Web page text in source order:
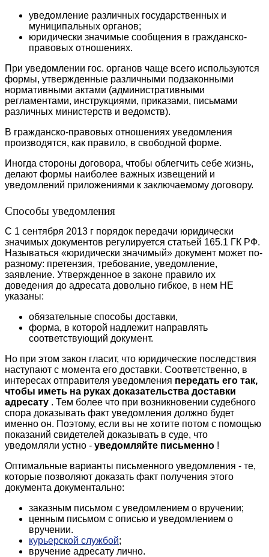
уведомление различных государственных и
муниципальных органов;
юридически значимые сообщения в гражданско-
правовых отношениях.
При уведомлении гос. органов чаще всего используются
формы, утвержденные различными подзаконными
нормативными актами (административными
регламентами, инструкциями, приказами, письмами
различных министерств и ведомств).
В гражданско-правовых отношениях уведомления
производятся, как правило, в свободной форме.
Иногда стороны договора, чтобы облегчить себе жизнь,
делают формы наиболее важных извещений и
уведомлений приложениями к заключаемому договору.
Способы уведомления
С 1 сентября 2013 г порядок передачи юридически
значимых документов регулируется статьей 165.1 ГК РФ.
Называться «юридически значимый» документ может по-
разному: претензия, требование, уведомление,
заявление. Утвержденное в законе правило их
доведения до адресата довольно гибкое, в нем НЕ
указаны:
обязательные способы доставки,
форма, в которой надлежит направлять
соответствующий документ.
Но при этом закон гласит, что юридические последствия
наступают с момента его доставки. Соответственно, в
интересах отправителя уведомления передать его так,
чтобы иметь на руках доказательства доставки
адресату . Тем более что при возникновении судебного
спора доказывать факт уведомления должно будет
именно он. Поэтому, если вы не хотите потом с помощью
показаний свидетелей доказывать в суде, что
уведомляли устно - уведомляйте письменно !
Оптимальные варианты письменного уведомления - те,
которые позволяют доказать факт получения этого
документа документально:
заказным письмом с уведомлением о вручении;
ценным письмом с описью и уведомлением о
вручении.
курьерской службой;
вручение адресату лично.